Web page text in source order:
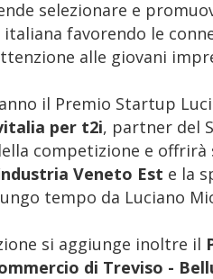
selezionare e
italiana favorendo le
alle giovani
il Premio Startup
per t2i, partner del
competizione e
Veneto Est e la
tempo da Luciano
si aggiunge inoltre il
di Treviso -